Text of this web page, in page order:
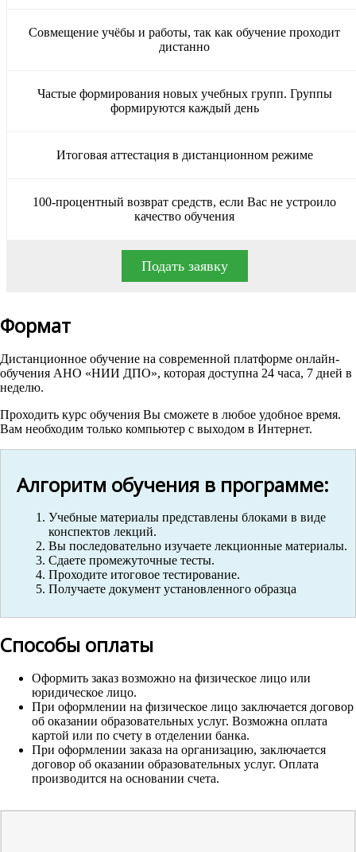
Совмещение учёбы и работы, так как обучение проходит
дистанно
Частые формирования новых учебных групп. Группы
формируются каждый день
Итоговая аттестация в дистанционном режиме
100-процентный возврат средств, если Вас не устроило
качество обучения
Подать заявку
Формат
Дистанционное обучение на современной платформе онлайн-
обучения АНО «НИИ ДПО», которая доступна 24 часа, 7 дней в
неделю.
Проходить курс обучения Вы сможете в любое удобное время.
Вам необходим только компьютер с выходом в Интернет.
Алгоритм обучения в программе:
Учебные материалы представлены блоками в виде
конспектов лекций.
Вы последовательно изучаете лекционные материалы.
Сдаете промежуточные тесты.
Проходите итоговое тестирование.
Получаете документ установленного образца
Способы оплаты
Оформить заказ возможно на физическое лицо или
юридическое лицо.
При оформлении на физическое лицо заключается договор
об оказании образовательных услуг. Возможна оплата
картой или по счету в отделении банка.
При оформлении заказа на организацию, заключается
договор об оказании образовательных услуг. Оплата
производится на основании счета.